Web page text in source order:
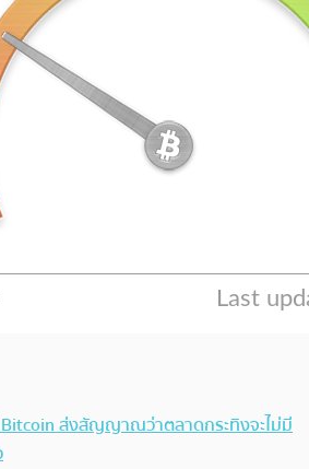
ส่งสัญญาณว่าตลาดกระทิงจะไม่มี